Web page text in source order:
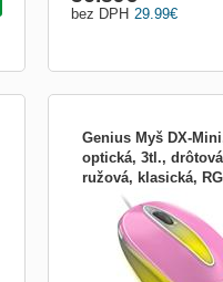
29.99€
bez DPH
Genius Myš DX-
optická, 3tl.,
ružová, klasická,
podsvietenie
DX-Mini padne do ruky
ľavákom a ponúka 3
kvalitným optickým
1000 DPI . Disponuje 1.5
ktorý je zakončený
Určite poteší taktiež št...